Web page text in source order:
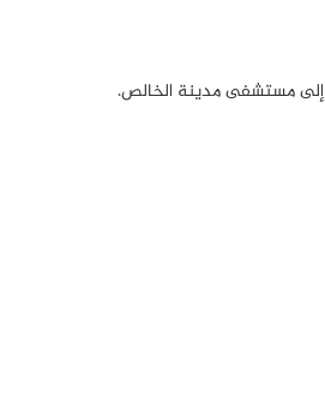
إلى مستشفى مدينة الخالص.